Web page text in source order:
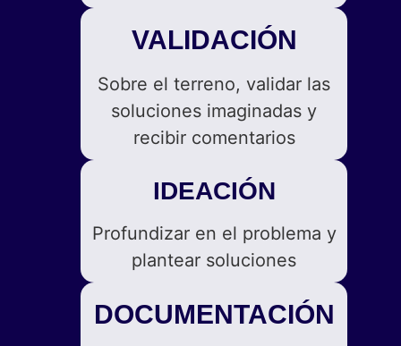
VALIDACIÓN
Sobre el terreno, validar las
soluciones imaginadas y
recibir comentarios
IDEACIÓN
Profundizar en el problema y
plantear soluciones
DOCUMENTACIÓN